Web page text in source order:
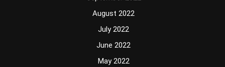
August 2022
July 2022
June 2022
May 2022